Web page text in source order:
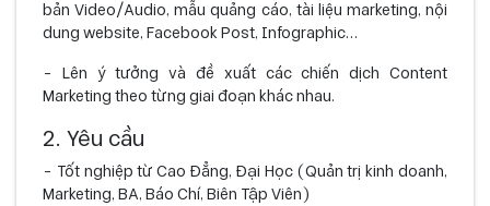
bản Video/Audio, mẫu quảng cáo, tài liệu marketing, nội
dung website, Facebook Post, Infographic…
- Lên ý tưởng và đề xuất các chiến dịch Content
Marketing theo từng giai đoạn khác nhau.
2. Yêu cầu
- Tốt nghiệp từ Cao Đẳng, Đại Học (Quản trị kinh doanh,
Marketing, BA, Báo Chí, Biên Tập Viên)